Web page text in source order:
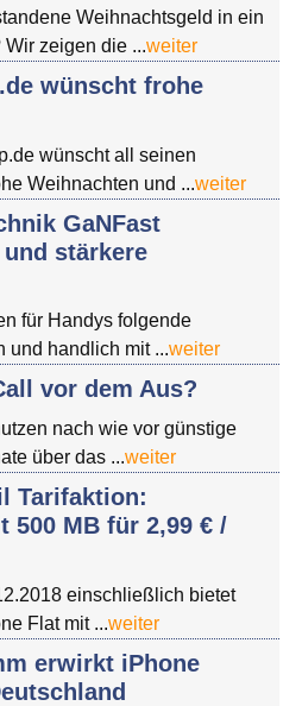
Weihnachtsgeld in ein
zeigen die ...weiter
wünscht frohe
wünscht all seinen
Weihnachten und ...weiter
GaNFast
stärkere
für Handys folgende
und handlich mit ...weiter
vor dem Aus?
nach wie vor günstige
über das ...weiter
Tarifaktion:
500 MB für 2,99 € /
einschließlich bietet
Flat mit ...weiter
erwirkt iPhone